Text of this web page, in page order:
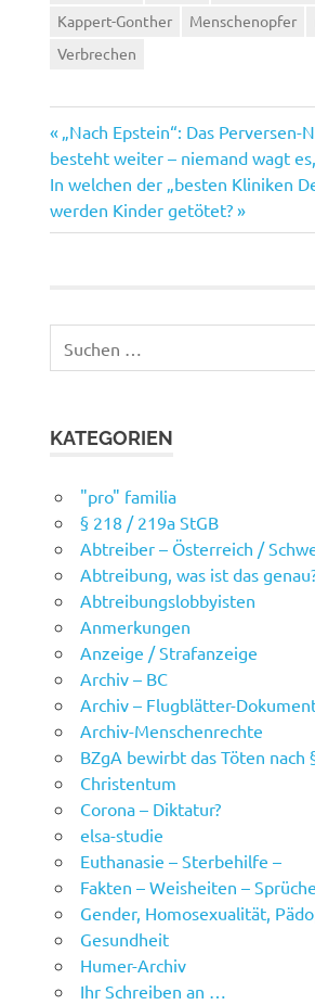
Kappert-Gonther
Menschenopfer
Verbrechen
Vorheriger
Beitrag:
„Nach Epstein“: Das Perversen-
besteht weiter – niemand wagt
Nächster
Beitrag:
In welchen der „besten Kliniken
werden Kinder getötet?
nach:
KATEGORIEN
"pro" familia
§ 218 / 219a StGB
Abtreiber – Österreich /
Abtreibung, was ist das
Abtreibungslobbyisten
Anmerkungen
Anzeige / Strafanzeige
Archiv – BC
Archiv – Flugblätter-
Archiv-Menschenrechte
BZgA bewirbt das Töten nach
Christentum
Corona – Diktatur?
elsa-studie
Euthanasie – Sterbehilfe –
Fakten – Weisheiten – Sprüche
Gender, Homosexualität,
Gesundheit
Humer-Archiv
Ihr Schreiben an …